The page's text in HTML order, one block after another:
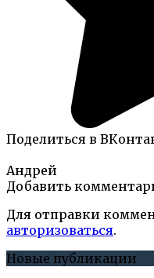
Поделиться в
Андрей
Добавить
Для отправки
авторизоваться.
Новые публикации